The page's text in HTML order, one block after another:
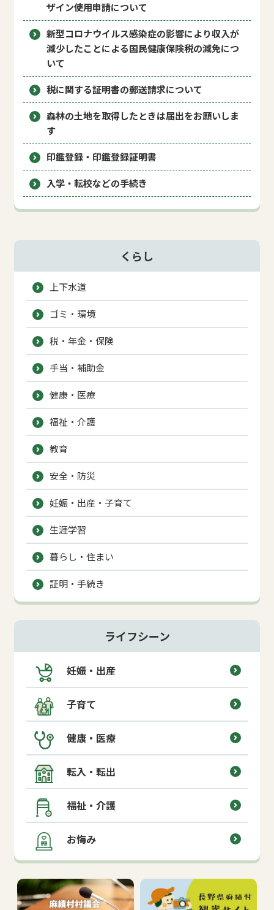
ザイン使用申請について
新型コロナウイルス感染症の影響により収入が
減少したことによる国民健康保険税の減免につ
いて
税に関する証明書の郵送請求について
森林の土地を取得したときは届出をお願いしま
す
印鑑登録・印鑑登録証明書
入学・転校などの手続き
くらし
上下水道
ゴミ・環境
税・年金・保険
手当・補助金
健康・医療
福祉・介護
教育
安全・防災
妊娠・出産・子育て
生涯学習
暮らし・住まい
証明・手続き
ライフシーン
妊娠・出産
子育て
健康・医療
転入・転出
福祉・介護
お悔み